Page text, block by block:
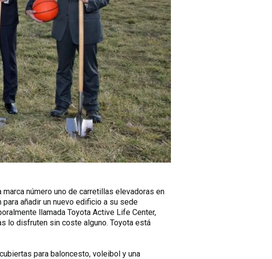
marca número uno de carretillas elevadoras en
añadir un nuevo edificio a su sede
llamada Toyota Active Life Center,
lo disfruten sin coste alguno. Toyota está
para baloncesto, voleibol y una